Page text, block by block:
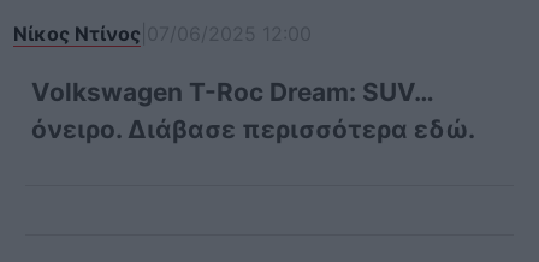
Νίκος Ντίνος
Volkswagen T-Roc Dream: SUV…
όνειρο. Διάβασε περισσότερα εδώ.